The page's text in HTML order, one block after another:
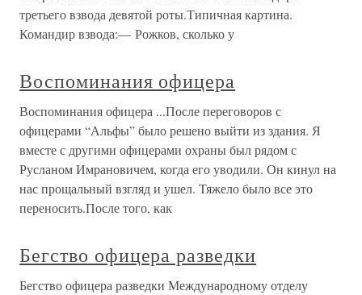
третьего взвода девятой роты.Типичная картина.
Командир взвода:— Рожков, сколько у
Воспоминания офицера
Воспоминания офицера ...После переговоров с
офицерами “Альфы” было решено выйти из здания. Я
вместе с другими офицерами охраны был рядом с
Русланом Имрановичем, когда его уводили. Он кинул на
нас прощальный взгляд и ушел. Тяжело было все это
переносить.После того, как
Бегство офицера разведки
Бегство офицера разведки Международному отделу